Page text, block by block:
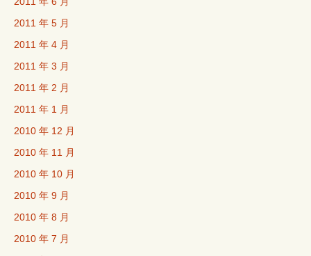
2011 年 5 月
2011 年 4 月
2011 年 3 月
2011 年 2 月
2011 年 1 月
2010 年 12 月
2010 年 11 月
2010 年 10 月
2010 年 9 月
2010 年 8 月
2010 年 7 月